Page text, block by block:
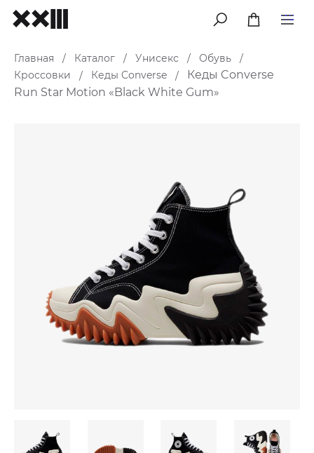
меню
Главная / Каталог / Унисекс / Обувь
/
Кроссовки
/ Кеды Converse /
Кеды Converse
Run Star Motion «Black White Gum»